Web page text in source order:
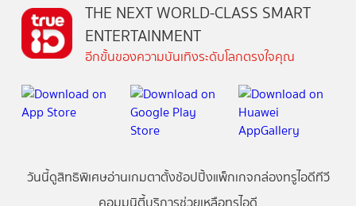
THE NEXT WORLD-CLASS SMART
ENTERTAINMENT
อีกขั้นของความบันเทิงระดับโลกตรงใจคุณ
วันนี้ดูสิทธิพิเศษอ่านเกมตาตั้งช้อปปิ้งแพ็กเกจกล่องทรูไอดีทีวี
คอมมูนิตี้บริการช่วยเหลือทรูไอดี